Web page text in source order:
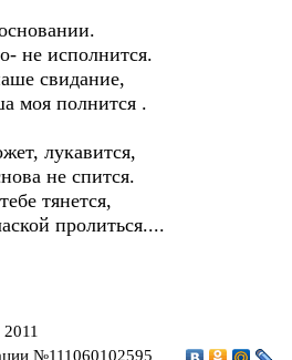
не исполнится.
свидание,
моя полнится .
лукавится,
не спится.
тянется,
пролиться....
2011
№111060102595